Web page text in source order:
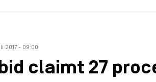
2017 - 09:00
claimt 27